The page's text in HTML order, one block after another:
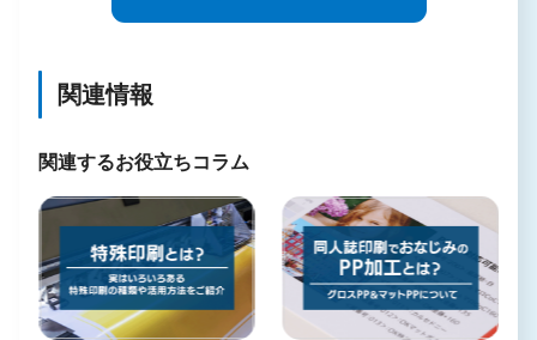
関連情報
関連するお役立ちコラム